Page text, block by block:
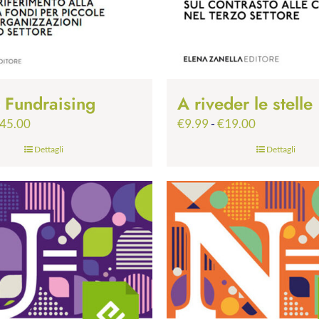
45.00Fascia
prezzo:
€24.99
a
€45.00
Dettagli
A riveder le stelle
€9.99-€19.00Fascia
prezzo:
€9.99
a
€19.00
Dettagli